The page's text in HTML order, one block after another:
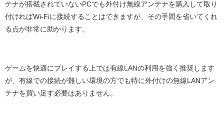
テナが搭載されていないPCでも外付け無線アンテナを購入して取り
付ければWi-Fiに接続することはできますが、その手間を省いてくれ
る点が非常に助かります。
ゲームを快適にプレイする上では有線LANの利用を強く推奨します
が、有線での接続が難しい環境の方でも特に外付けの無線LANアン
テナを買い足す必要はありません。